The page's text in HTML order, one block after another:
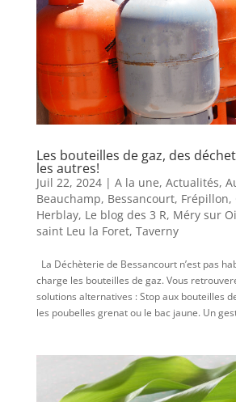
Les bouteilles de gaz, des
les autres!
Juil 22, 2024| A la une, Actualités,
Beauchamp, Bessancourt, Frépillon,
Herblay, Le blog des 3 R, Méry sur
saint Leu la Foret, Taverny
La Déchèterie de Bessancourt n’est pas
charge les bouteilles de gaz. Vous
solutions alternatives : Stop aux bouteilles
les poubelles grenat ou le bac jaune. Un